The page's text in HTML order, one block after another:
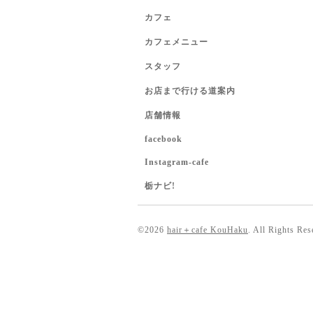
カフェ
カフェメニュー
スタッフ
お店まで行ける道案内
店舗情報
facebook
Instagram-cafe
栃ナビ!
©2026 hair＋cafe KouHaku. All Rights